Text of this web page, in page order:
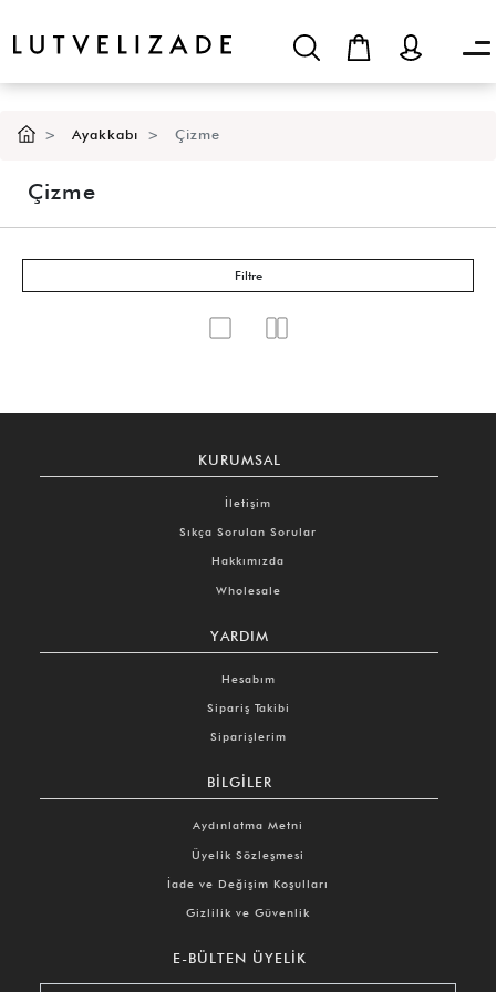
Ayakkabı Çizme
Çizme
Filtre
KURUMSAL
İletişim
Sıkça Sorulan Sorular
Hakkımızda
Wholesale
YARDIM
Hesabım
Sipariş Takibi
Siparişlerim
BILGILER
Aydınlatma Metni
Üyelik Sözleşmesi
İade ve Değişim Koşulları
Gizlilik ve Güvenlik
E-BÜLTEN ÜYELIK